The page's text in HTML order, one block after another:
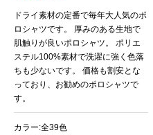
ドライ素材の定番で毎年大人気のポ
ロシャツです。 厚みのある生地で
肌触りが良いポロシャツ。 ポリエ
ステル100%素材で洗濯に強く色落
ちも少ないです。 価格も割安とな
っており、お勧めのポロシャツで
す。
カラー:全39色